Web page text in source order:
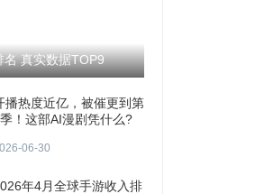
名 真实数据TOP9
播热度近亿，被催更到第
！这部AI漫剧凭什么?
06-30
年4月全球手游收入排